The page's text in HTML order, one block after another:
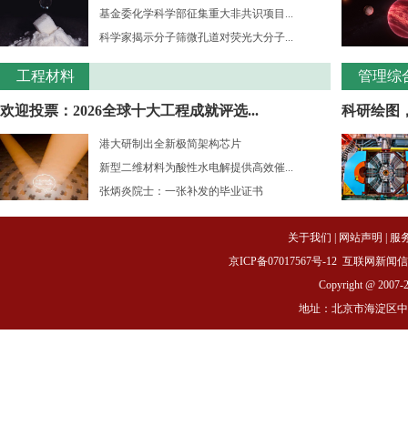
基金委化学科学部征集重大非共识项目...
科学家揭示分子筛微孔道对荧光大分子...
工程材料
欢迎投票：2026全球十大工程成就评选...
港大研制出全新极简架构芯片
新型二维材料为酸性水电解提供高效催...
张炳炎院士：一张补发的毕业证书
管理综
科研绘图
关于我们 网站声明
服
京ICP备07017567号-12 互联网新闻
Copyright @ 2007-
地址：北京市海淀区